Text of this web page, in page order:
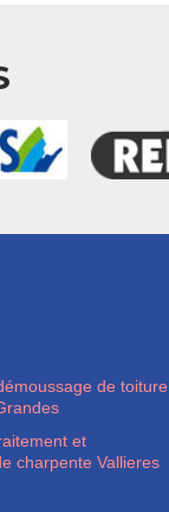
de toiture
et
charpente Vallieres